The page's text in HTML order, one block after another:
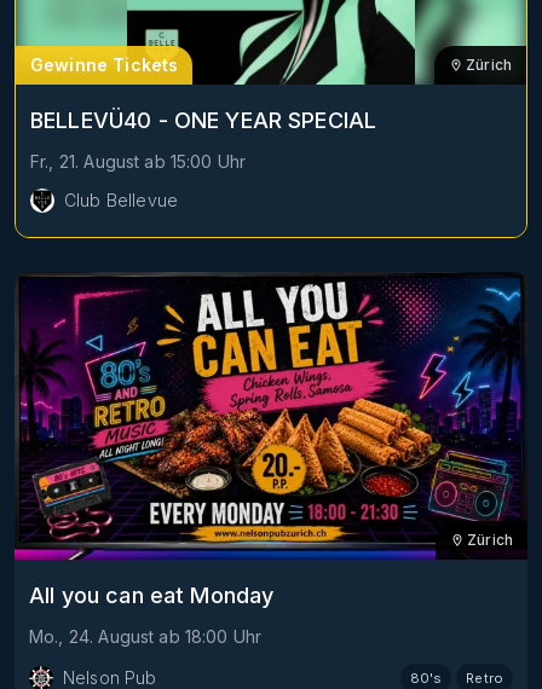
Gewinne Tickets Zürich
BELLEVÜ40 - ONE YEAR SPECIAL
Fr., 21. August ab 15:00 Uhr
Club Bellevue
Zürich
All you can eat Monday
Mo., 24. August ab 18:00 Uhr
Nelson Pub
80's Retro